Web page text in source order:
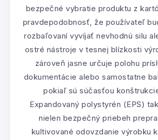
bezpečné vybratie produktu z
pravdepodobnosť, že používateľ
rozbaľovaní vyvíjať nevhodnú silu
ostré nástroje v tesnej blízkosti
zároveň jasne určuje polohu
dokumentácie alebo samostatne
pokiaľ sú súčasťou
Expandovaný polystyrén (EPS)
nielen bezpečný priebeh
kultivované odovzdanie výrobku